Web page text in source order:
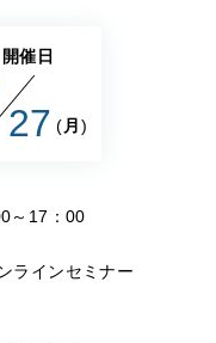
開催日
27 ( 月 )
～17：00
ラインセミナー